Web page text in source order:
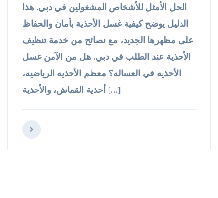
الحل الأمثل للأشخاص المشغولين في دبي. هذا
الدليل يوضح كيفية غسل الأحذية بأمان والحفاظ
على مظهرها الجديد، مع نصائح من خدمة تنظيف
الأحذية عند الطلب في دبي. هل من الآمن غسل
الأحذية في الغسالة؟ معظم الأحذية الرياضية،
أحذية القماش، والأحذية […]